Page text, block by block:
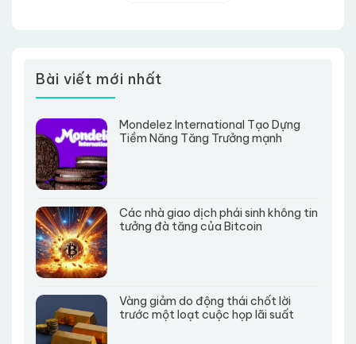
Bài viết mới nhất
Mondelez International Tạo Dựng
Tiềm Năng Tăng Trưởng mạnh
Các nhà giao dịch phái sinh không tin
tưởng đà tăng của Bitcoin
Vàng giảm do động thái chốt lời
trước một loạt cuộc họp lãi suất